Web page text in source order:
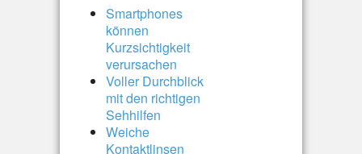
Smartphones
können
Kurzsichtigkeit
verursachen
Voller Durchblick
mit den richtigen
Sehhilfen
Weiche
Kontaktlinsen